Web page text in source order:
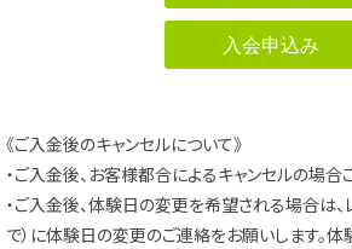
入会申込み
《ご入金後のキャンセルについて》
・ご入金後、お客様都合によるキャンセルの場合
・ご入金後、体験日の変更を希望される場合は
で）に体験日の変更のご連絡をお願いします。